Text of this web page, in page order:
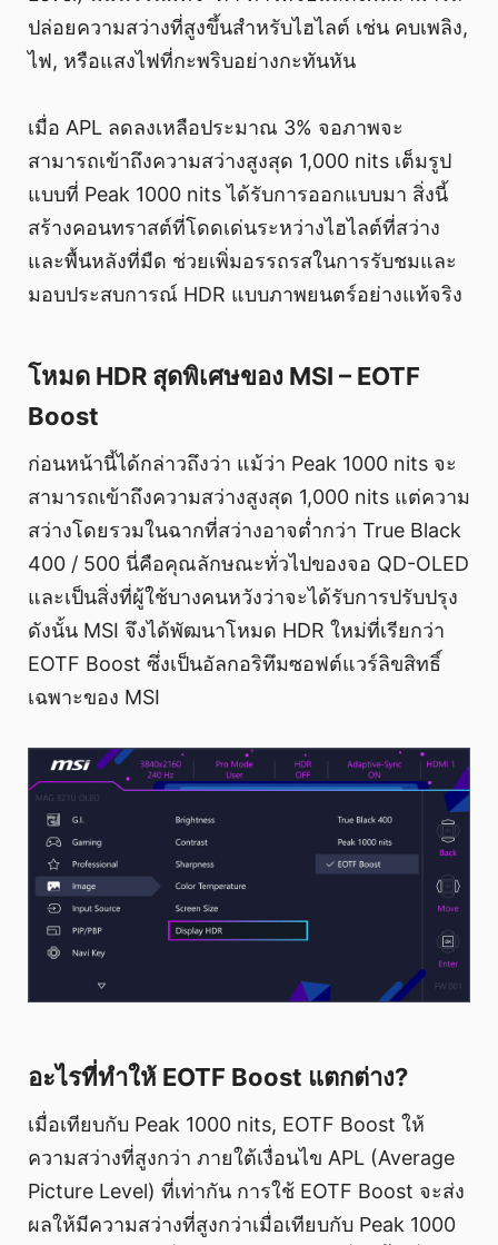
ปล่อยความสว่างที่สูงขึ้นสำหรับไฮไลต์ เช่น คบเพลิง,
ไฟ, หรือแสงไฟที่กะพริบอย่างกะทันหัน
เมื่อ APL ลดลงเหลือประมาณ 3% จอภาพจะ
สามารถเข้าถึงความสว่างสูงสุด 1,000 nits เต็มรูป
แบบที่ Peak 1000 nits ได้รับการออกแบบมา สิ่งนี้
สร้างคอนทราสต์ที่โดดเด่นระหว่างไฮไลต์ที่สว่าง
และพื้นหลังที่มืด ช่วยเพิ่มอรรถรสในการรับชมและ
มอบประสบการณ์ HDR แบบภาพยนตร์อย่างแท้จริง
โหมด HDR สุดพิเศษของ MSI – EOTF
Boost
ก่อนหน้านี้ได้กล่าวถึงว่า แม้ว่า Peak 1000 nits จะ
สามารถเข้าถึงความสว่างสูงสุด 1,000 nits แต่ความ
สว่างโดยรวมในฉากที่สว่างอาจต่ำกว่า True Black
400 / 500 นี่คือคุณลักษณะทั่วไปของจอ QD-OLED
และเป็นสิ่งที่ผู้ใช้บางคนหวังว่าจะได้รับการปรับปรุง
ดังนั้น MSI จึงได้พัฒนาโหมด HDR ใหม่ที่เรียกว่า
EOTF Boost ซึ่งเป็นอัลกอริทึมซอฟต์แวร์ลิขสิทธิ์
เฉพาะของ MSI
อะไรที่ทำให้ EOTF Boost แตกต่าง?
เมื่อเทียบกับ Peak 1000 nits, EOTF Boost ให้
ความสว่างที่สูงกว่า ภายใต้เงื่อนไข APL (Average
Picture Level) ที่เท่ากัน การใช้ EOTF Boost จะส่ง
ผลให้มีความสว่างที่สูงกว่าเมื่อเทียบกับ Peak 1000